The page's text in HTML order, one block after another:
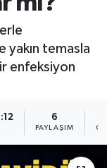
yakın temasla
enfeksiyon
6
PAYLAŞIM